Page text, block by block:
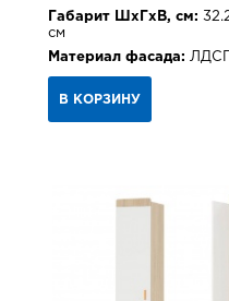
Габарит ШхГхВ, см:
см
Материал фасада: ЛДСП
В КОРЗИНУ